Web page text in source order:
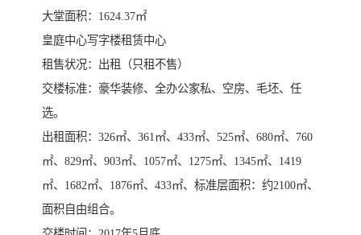
大堂面积：1624.37㎡
皇庭中心写字楼租赁中心
租售状况：出租（只租不售）
交楼标准：豪华装修、全办公家私、空房、毛坯、任
选。
出租面积：326㎡、361㎡、433㎡、525㎡、680㎡、760
㎡、829㎡、903㎡、1057㎡、1275㎡、1345㎡、1419
㎡、1682㎡、1876㎡、433㎡、标准层面积：约2100㎡、
面积自由组合。